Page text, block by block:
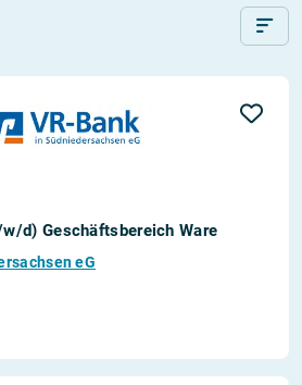
d) Geschäftsbereich Ware
eG